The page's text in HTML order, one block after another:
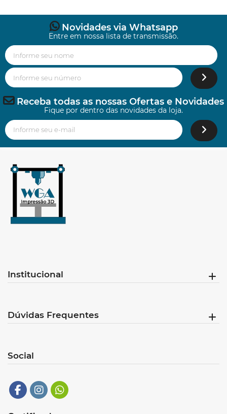
Novidades via Whatsapp
Entre em nossa lista de transmissão.
Receba todas as nossas Ofertas e Novidades
Fique por dentro das novidades da loja.
Institucional
Dúvidas Frequentes
Social